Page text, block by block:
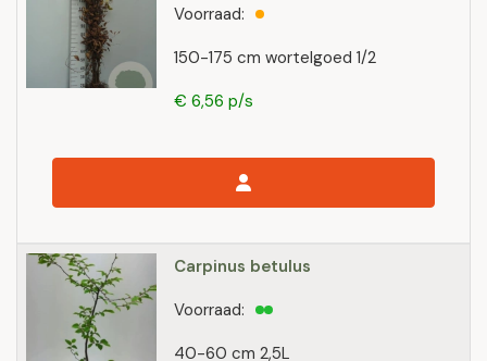
150-175 cm wortelgoed 1/2
Voorraad:
€ 6,56 p/s
Carpinus betulus
40-60 cm 2,5L
Voorraad: